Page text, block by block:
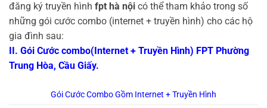
đăng ký truyền hình fpt hà nội có thể tham khảo trong số
những gói cước combo (internet + truyền hình) cho các hộ
gia đình sau:
II. Gói Cước combo(Internet + Truyền Hình) FPT Phường
Trung Hòa, Cầu Giấy.
Gói Cước Combo Gồm Internet + Truyền Hình